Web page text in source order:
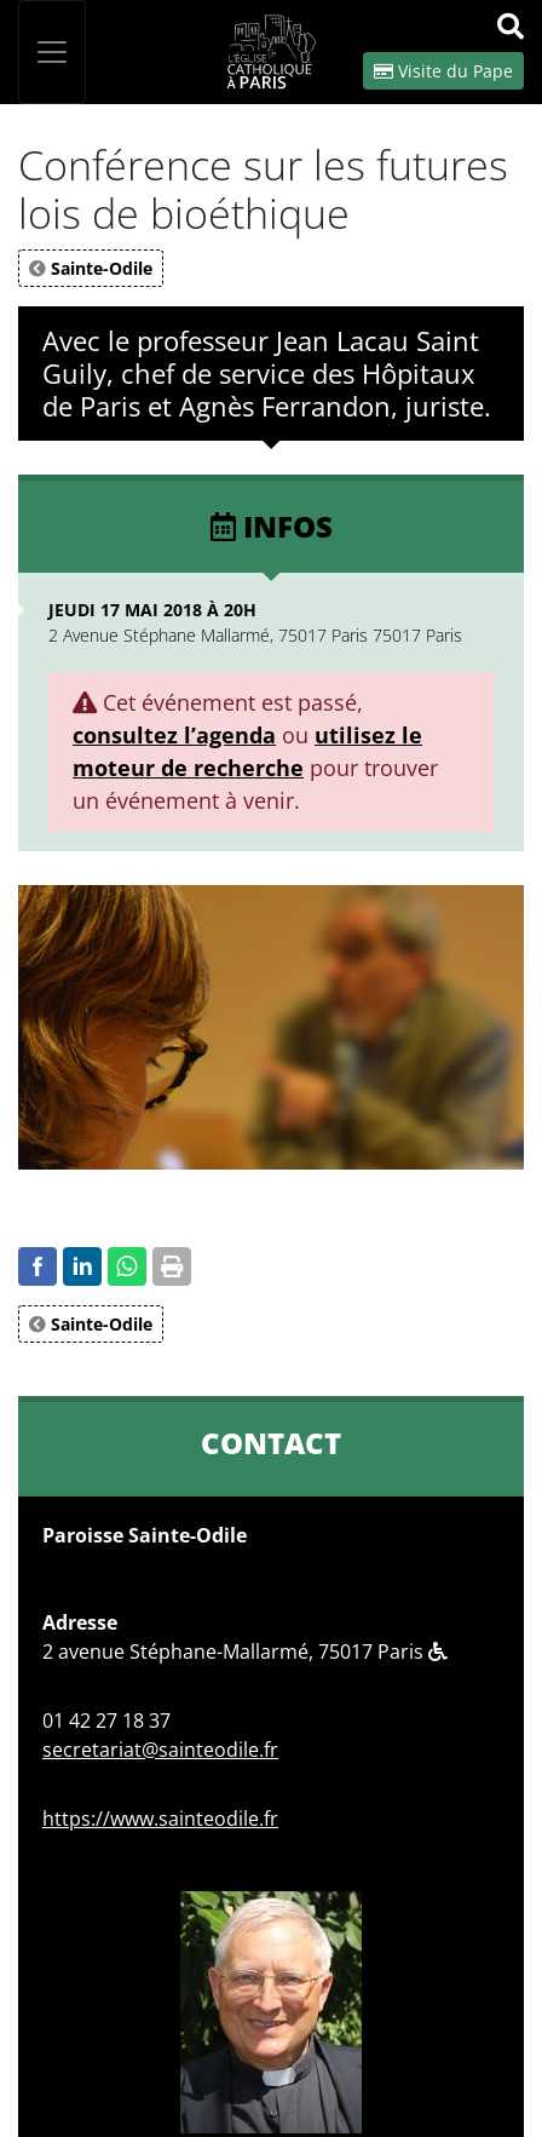
OK
Visite du Pape
Conférence sur les futures
lois de bioéthique
Sainte-Odile
Avec le professeur Jean Lacau Saint
Guily, chef de service des Hôpitaux
de Paris et Agnès Ferrandon, juriste.
INFOS
JEUDI 17 MAI 2018 À 20H
2 Avenue Stéphane Mallarmé, 75017 Paris 75017 Paris
Cet événement est passé,
consultez l’agenda ou utilisez le
moteur de recherche pour trouver
un événement à venir.
Sainte-Odile
CONTACT
Paroisse Sainte-Odile
Adresse
2 avenue Stéphane-Mallarmé, 75017 Paris
01 42 27 18 37
secretariat@sainteodile.fr
https://www.sainteodile.fr
Panneau de gestion des cookies